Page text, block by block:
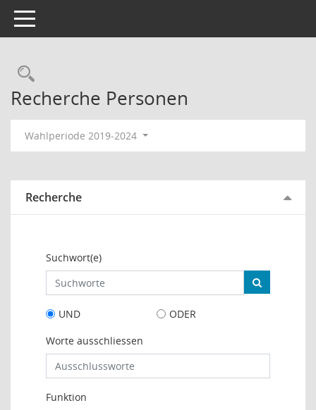
Toggle navigation
Rechercheauswahl
Recherche Personen
Wahlperiode 2019-2024
Recherche
Suchwort(e)
UND
ODER
Worte ausschliessen
Funktion